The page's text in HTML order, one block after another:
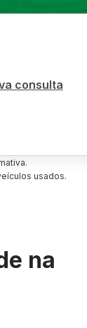
consulta
usados.
na